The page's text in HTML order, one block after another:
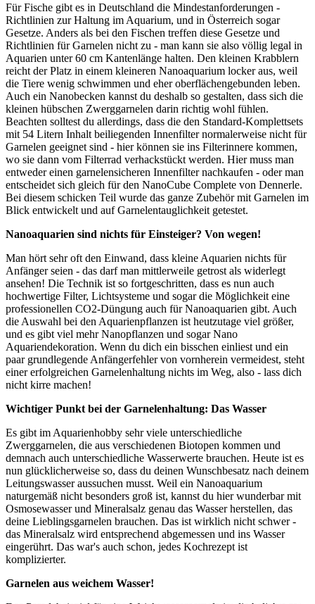
Für Fische gibt es in Deutschland die Mindestanforderungen -
Richtlinien zur Haltung im Aquarium, und in Österreich sogar
Gesetze. Anders als bei den Fischen treffen diese Gesetze und
Richtlinien für Garnelen nicht zu - man kann sie also völlig legal in
Aquarien unter 60 cm Kantenlänge halten. Den kleinen Krabblern
reicht der Platz in einem kleineren Nanoaquarium locker aus, weil
die Tiere wenig schwimmen und eher oberflächengebunden leben.
Auch ein Nanobecken kannst du deshalb so gestalten, dass sich die
kleinen hübschen Zwerggarnelen darin richtig wohl fühlen.
Beachten solltest du allerdings, dass die den Standard-Komplettsets
mit 54 Litern Inhalt beiliegenden Innenfilter normalerweise nicht für
Garnelen geeignet sind - hier können sie ins Filterinnere kommen,
wo sie dann vom Filterrad verhackstückt werden. Hier muss man
entweder einen garnelensicheren Innenfilter nachkaufen - oder man
entscheidet sich gleich für den NanoCube Complete von Dennerle.
Bei diesem schicken Teil wurde das ganze Zubehör mit Garnelen im
Blick entwickelt und auf Garnelentauglichkeit getestet.
Nanoaquarien sind nichts für Einsteiger? Von wegen!
Man hört sehr oft den Einwand, dass kleine Aquarien nichts für
Anfänger seien - das darf man mittlerweile getrost als widerlegt
ansehen! Die Technik ist so fortgeschritten, dass es nun auch
hochwertige Filter, Lichtsysteme und sogar die Möglichkeit eine
professionellen CO2-Düngung auch für Nanoaquarien gibt. Auch
die Auswahl bei den Aquarienpflanzen ist heutzutage viel größer,
und es gibt viel mehr Nanopflanzen und sogar Nano
Aquariendekoration. Wenn du dich ein bisschen einliest und ein
paar grundlegende Anfängerfehler von vornherein vermeidest, steht
einer erfolgreichen Garnelenhaltung nichts im Weg, also - lass dich
nicht kirre machen!
Wichtiger Punkt bei der Garnelenhaltung: Das Wasser
Es gibt im Aquarienhobby sehr viele unterschiedliche
Zwerggarnelen, die aus verschiedenen Biotopen kommen und
demnach auch unterschiedliche Wasserwerte brauchen. Heute ist es
nun glücklicherweise so, dass du deinen Wunschbesatz nach deinem
Leitungswasser aussuchen musst. Weil ein Nanoaquarium
naturgemäß nicht besonders groß ist, kannst du hier wunderbar mit
Osmosewasser und Mineralsalz genau das Wasser herstellen, das
deine Lieblingsgarnelen brauchen. Das ist wirklich nicht schwer -
das Mineralsalz wird entsprechend abgemessen und ins Wasser
eingerührt. Das war's auch schon, jedes Kochrezept ist
komplizierter.
Garnelen aus weichem Wasser!